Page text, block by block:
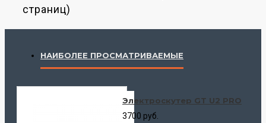
страниц)
НАИБОЛЕЕ ПРОСМАТРИВАЕМЫЕ
Электроскутер GT U2 PRO
3700 руб.